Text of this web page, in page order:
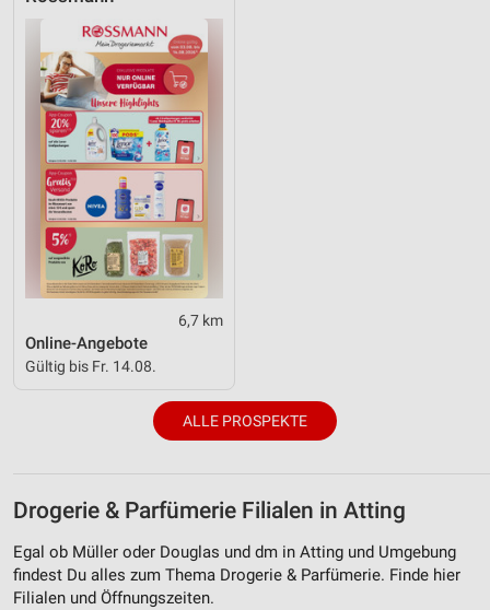
6,7 km
Online-Angebote
Gültig bis Fr. 14.08.
ALLE PROSPEKTE
Drogerie & Parfümerie Filialen in Atting
Egal ob Müller oder Douglas und dm in Atting und Umgebung
findest Du alles zum Thema Drogerie & Parfümerie. Finde hier
Filialen und Öffnungszeiten.